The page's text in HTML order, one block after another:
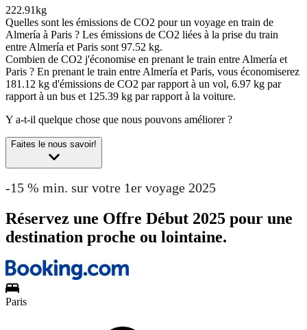
222.91kg
Quelles sont les émissions de CO2 pour un voyage en train de
Almería à Paris ? Les émissions de CO2 liées à la prise du train
entre Almería et Paris sont 97.52 kg.
Combien de CO2 j'économise en prenant le train entre Almería et
Paris ? En prenant le train entre Almería et Paris, vous économiserez
181.12 kg d'émissions de CO2 par rapport à un vol, 6.97 kg par
rapport à un bus et 125.39 kg par rapport à la voiture.
Y a-t-il quelque chose que nous pouvons améliorer ?
Faites le nous savoir!
-15 % min. sur votre 1er voyage 2025
Réservez une Offre Début 2025 pour une
destination proche ou lointaine.
Paris